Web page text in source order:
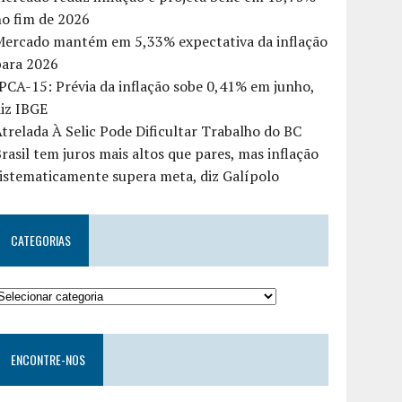
fim de 2026
mantém em 5,33% expectativa da inflação
2026
15: Prévia da inflação sobe 0,41% em junho,
IBGE
À Selic Pode Dificultar Trabalho do BC
tem juros mais altos que pares, mas inflação
supera meta, diz Galípolo
CATEGORIAS
ENCONTRE-NOS